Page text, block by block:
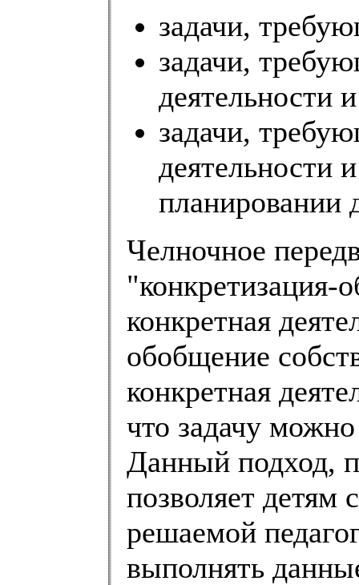
задачи,
задачи,
деятельности
задачи,
деятельности
планировании
Челночное
"конкретизация-
конкретная
обобщение
конкретная
что задачу
Данный подход,
позволяет детям
решаемой
выполнять